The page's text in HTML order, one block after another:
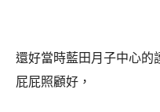
還好當時藍田月子中心的
屁屁照顧好，